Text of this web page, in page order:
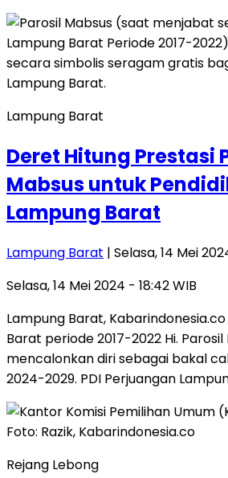
Lampung Barat
Deret Hitung Prestasi
Mabsus untuk
Lampung Barat
Lampung Barat | Selasa, 14 Mei
Selasa, 14 Mei 2024 - 18:42 WIB
Lampung Barat,
Barat periode 2017-2022 Hi.
mencalonkan diri sebagai bakal
2024-2029. PDI Perjuangan
Rejang Lebong